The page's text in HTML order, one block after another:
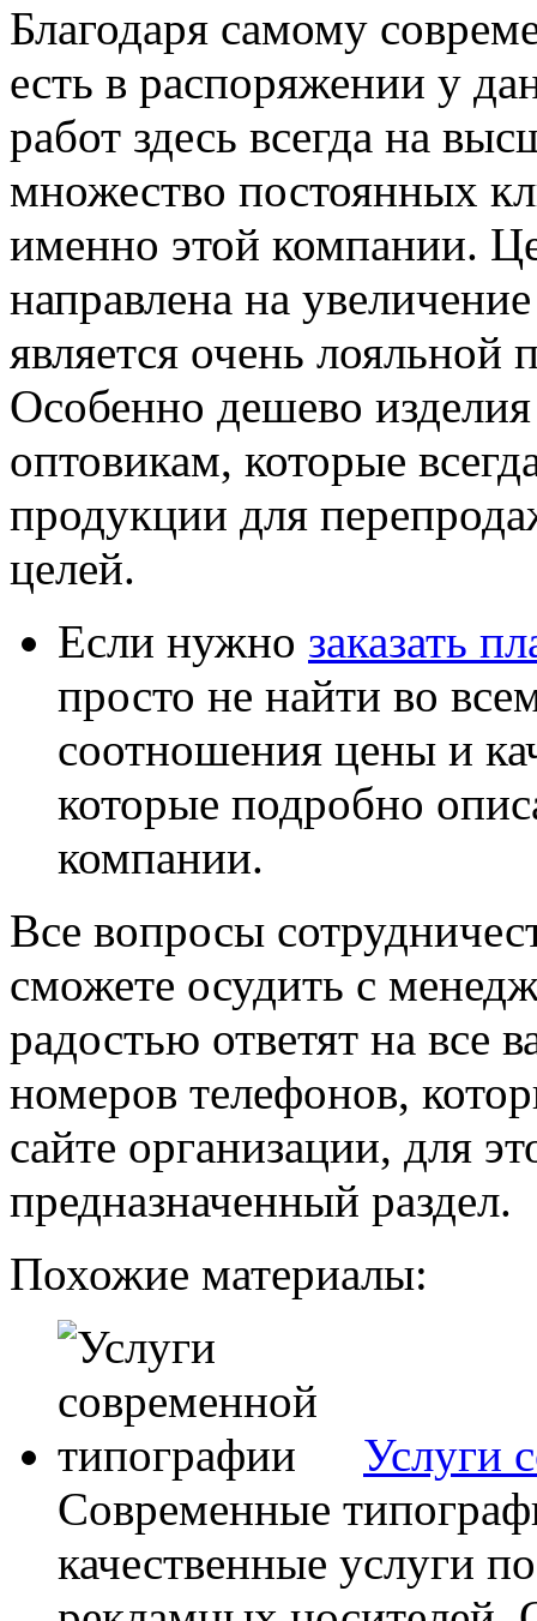
Благодаря самому
есть в распоряжении у
работ здесь всегда на
множество постоянных
именно этой компании.
направлена на
является очень
Особенно дешево
оптовикам, которые
продукции для
целей.
Если нужно заказать
просто не найти во
соотношения цены и
которые подробно
компании.
Все вопросы
сможете осудить с
радостью ответят на все
номеров телефонов,
сайте организации, для
предназначенный раздел.
Похожие материалы:
Услуги
Современные
качественные услуги